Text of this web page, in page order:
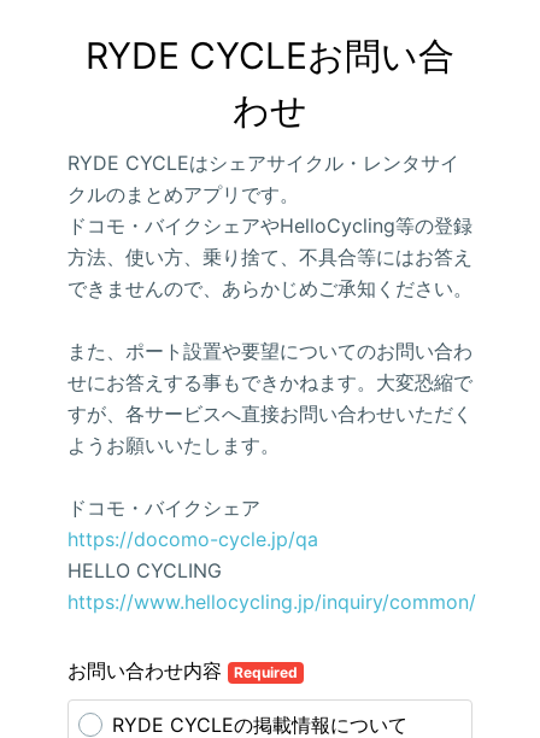
RYDE CYCLEお問い合
わせ
RYDE CYCLEはシェアサイクル・レンタサイ
クルのまとめアプリです。
ドコモ・バイクシェアやHelloCycling等の登録
方法、使い方、乗り捨て、不具合等にはお答え
できませんので、あらかじめご承知ください。
また、ポート設置や要望についてのお問い合わ
せにお答えする事もできかねます。大変恐縮で
すが、各サービスへ直接お問い合わせいただく
ようお願いいたします。
ドコモ・バイクシェア
https://docomo-cycle.jp/qa
HELLO CYCLING
https://www.hellocycling.jp/inquiry/common/
お問い合わせ内容 Required
RYDE CYCLEの掲載情報について